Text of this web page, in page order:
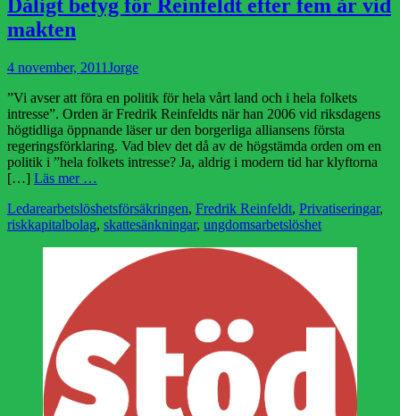
Dåligt betyg för Reinfeldt efter fem år vid
makten
Publicerad
4 november, 2011 Författare
Jorge
”Vi avser att föra en politik för hela vårt land och i hela folkets
intresse”. Orden är Fredrik Reinfeldts när han 2006 vid riksdagens
högtidliga öppnande läser ur den borgerliga alliansens första
regeringsförklaring. Vad blev det då av de högstämda orden om en
politik i ”hela folkets intresse? Ja, aldrig i modern tid har klyftorna
[…] Läs mer …
Kategorier
LedareEtiketter
arbetslöshetsförsäkringen, Fredrik Reinfeldt, Privatiseringar,
riskkapitalbolag, skattesänkningar, ungdomsarbetslöshet